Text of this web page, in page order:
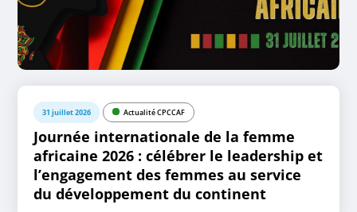
31 juillet 2026 Actualité CPCCAF
Journée internationale de la femme
africaine 2026 : célébrer le leadership et
l’engagement des femmes au service
du développement du continent